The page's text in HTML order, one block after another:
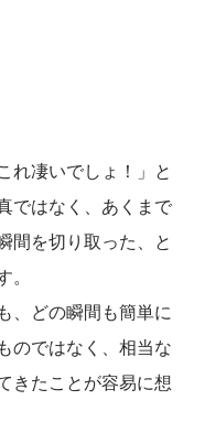
れ凄いでしょ！」と
ではなく、あくまで
間を切り取った、と
、どの瞬間も簡単に
のではなく、相当な
きたことが容易に想